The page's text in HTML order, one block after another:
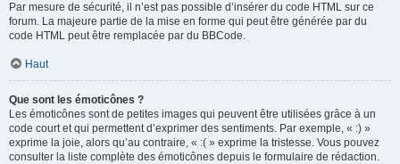
Par mesure de sécurité, il n’est pas possible d’insérer du code HTML sur ce
forum. La majeure partie de la mise en forme qui peut être générée par du
code HTML peut être remplacée par du BBCode.
Haut
Que sont les émoticônes ?
Les émoticônes sont de petites images qui peuvent être utilisées grâce à un
code court et qui permettent d’exprimer des sentiments. Par exemple, « :) »
exprime la joie, alors qu’au contraire, « :( » exprime la tristesse. Vous pouvez
consulter la liste complète des émoticônes depuis le formulaire de rédaction.